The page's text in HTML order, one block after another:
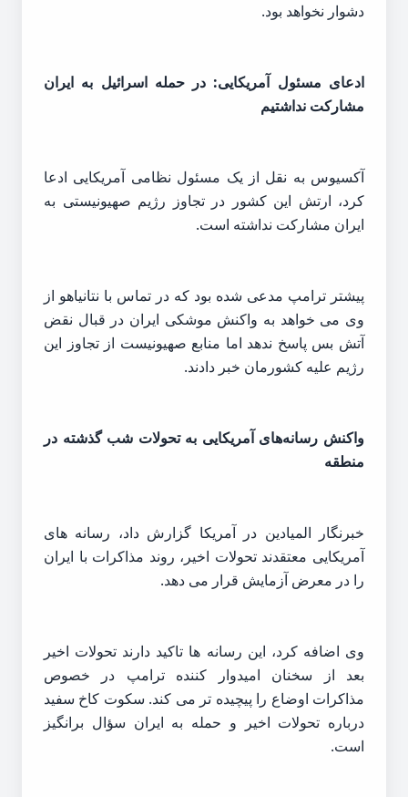
دشوار نخواهد بود.
ادعای مسئول آمریکایی: در حمله اسرائیل به ایران
مشارکت نداشتیم
آکسیوس به نقل از یک مسئول نظامی آمریکایی ادعا
کرد، ارتش این کشور در تجاوز رژیم صهیونیستی به
ایران مشارکت نداشته است.
پیشتر ترامپ مدعی شده بود که در تماس با نتانیاهو از
وی می خواهد به واکنش موشکی ایران در قبال نقض
آتش بس پاسخ ندهد اما منابع صهیونیست از تجاوز این
رژیم علیه کشورمان خبر دادند.
واکنش رسانه‌های آمریکایی به تحولات شب گذشته در
منطقه
خبرنگار المیادین در آمریکا گزارش داد، رسانه های
آمریکایی معتقدند تحولات اخیر، روند مذاکرات با ایران
را در معرض آزمایش قرار می دهد.
وی اضافه کرد، این رسانه ها تاکید دارند تحولات اخیر
بعد از سخنان امیدوار کننده ترامپ در خصوص
مذاکرات اوضاع را پیچیده تر می کند. سکوت کاخ سفید
درباره تحولات اخیر و حمله به ایران سؤال برانگیز
است.